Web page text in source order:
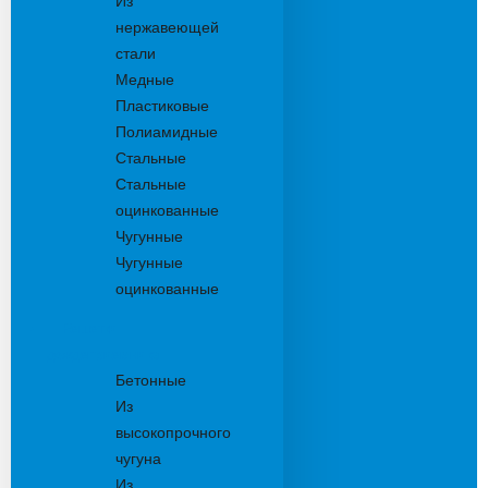
нержавеющей
стали
Медные
Пластиковые
Полиамидные
Стальные
Стальные
оцинкованные
Чугунные
Чугунные
оцинкованные
Бетонные
Из
высокопрочного
чугуна